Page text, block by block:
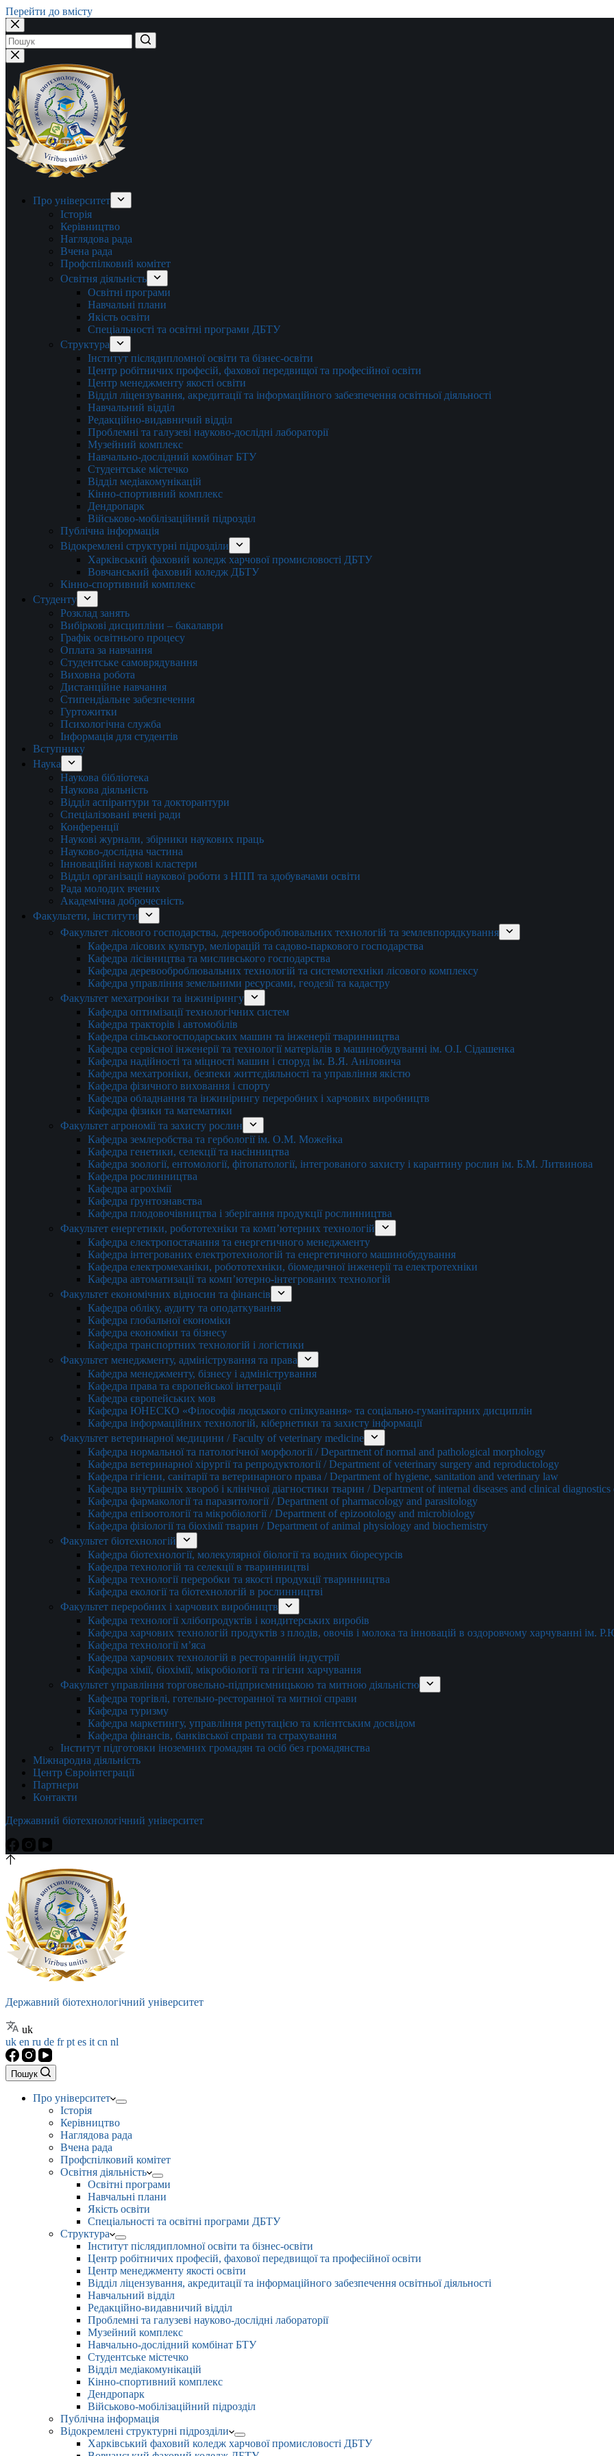
Перейти до вмісту
Немає
результатів
Про університет
Історія
Керівництво
Наглядова рада
Вчена рада
Профспілковий комітет
Освітня діяльність
Освітні програми
Навчальні плани
Якість освіти
Спеціальності та освітні програми ДБТУ
Структура
Інститут післядипломної освіти та бізнес-освіти
Центр робітничих професій, фахової передвищої та професійної освіти
Центр менеджменту якості освіти
Відділ ліцензування, акредитації та інформаційного забезпечення освітньої діяльності
Навчальний відділ
Редакційно-видавничий відділ
Проблемні та галузеві науково-дослідні лабораторії
Музейний комплекс
Навчально-дослідний комбінат БТУ
Студентське містечко
Відділ медіакомунікацій
Кінно-спортивний комплекс
Дендропарк
Військово-мобілізаційний підрозділ
Публічна інформація
Відокремлені структурні підрозділи
Харківський фаховий коледж харчової промисловості ДБТУ
Вовчанський фаховий коледж ДБТУ
Кінно-спортивний комплекс
Студенту
Розклад занять
Вибіркові дисципліни – бакалаври
Графік освітнього процесу
Оплата за навчання
Студентське самоврядування
Виховна робота
Дистанційне навчання
Стипендіальне забезпечення
Гуртожитки
Психологічна служба
Інформація для студентів
Вступнику
Наука
Наукова бібліотека
Наукова діяльність
Відділ аспірантури та докторантури
Спеціалізовані вчені ради
Конференції
Наукові журнали, збірники наукових праць
Науково-дослідна частина
Інноваційні наукові кластери
Відділ організації наукової роботи з НПП та здобувачами освіти
Рада молодих вчених
Академічна доброчесність
Факультети, інститути
Факультет лісового господарства, деревооброблювальних технологій та землевпорядкування
Кафедра лісових культур, меліорацій та садово-паркового господарства
Кафедра лісівництва та мисливського господарства
Кафедра деревооброблювальних технологій та системотехніки лісового комплексу
Кафедра управління земельними ресурсами, геодезії та кадастру
Факультет мехатроніки та інжинірингу
Кафедра оптимізації технологічних систем
Кафедра тракторів і автомобілів
Кафедра сільськогосподарських машин та інженерії тваринництва
Кафедра cервісної інженерії та технології матеріалів в машинобудуванні ім. О.І. Сідашенка
Кафедра надійності та міцності машин і споруд ім. В.Я. Аніловича
Кафедра мехатроніки, безпеки життєдіяльності та управління якістю
Кафедра фізичного виховання і спорту
Кафедра обладнання та інжинірингу переробних і харчових виробництв
Кафедра фізики та математики
Факультет агрономії та захисту рослин
Кафедра землеробства та гербології ім. О.М. Можейка
Кафедра генетики, селекції та насінництва
Кафедра зоології, ентомології, фітопатології, інтегрованого захисту і карантину рослин ім. Б.М. Литвинова
Кафедра рослинництва
Кафедра агрохімії
Кафедра ґрунтознавства
Кафедра плодовочівництва і зберігання продукції рослинництва
Факультет енергетики, робототехніки та комп’ютерних технологій
Кафедра електропостачання та енергетичного менеджменту
Кафедра інтегрованих електротехнологій та енергетичного машинобудування
Кафедра електромеханіки, робототехніки, біомедичної інженерії та електротехніки
Кафедра автоматизації та комп’ютерно-інтегрованих технологій
Факультет економічних відносин та фінансів
Кафедра обліку, аудиту та оподаткування
Кафедра глобальної економіки
Кафедра економіки та бізнесу
Кафедра транспортних технологій і логістики
Факультет менеджменту, адміністрування та права
Кафедра менеджменту, бізнесу і адміністрування
Кафедра права та європейської інтеграції
Кафедра європейських мов
Кафедра ЮНЕСКО «Філософія людського спілкування» та соціально-гуманітарних дисциплін
Кафедра інформаційних технологій, кібернетики та захисту інформації
Факультет ветеринарної медицини / Faculty of veterinary medicine
Кафедра нормальної та патологічної морфології / Department of normal and pathological morphology
Кафедра ветеринарної хірургії та репродуктології / Department of veterinary surgery and reproductology
Кафедра гігієни, санітарії та ветеринарного права / Department of hygiene, sanitation and veterinary law
Кафедра внутрішніх хвороб і клінічної діагностики тварин / Department of internal diseases and clinical
Кафедра фармакології та паразитології / Department of pharmacology and parasitology
Кафедра епізоотології та мікробіології / Department of epizootology and microbiology
Кафедра фізіології та біохімії тварин / Department of animal physiology and biochemistry
Факультет біотехнологій
Кафедра біотехнології, молекулярної біології та водних біоресурсів
Кафедра технологій та селекції в тваринництві
Кафедра технології переробки та якості продукції тваринництва
Кафедра екології та біотехнологій в рослинництві
Факультет переробних і харчових виробництв
Кафедра технології хлібопродуктів і кондитерських виробів
Кафедра харчових технологій продуктів з плодів, овочів і молока та інновацій в оздоровчому харчуванні ім.
Кафедра технології м’яса
Кафедра харчових технологій в ресторанній індустрії
Кафедра хімії, біохімії, мікробіології та гігієни харчування
Факультет управління торговельно-підприємницькою та митною діяльністю
Кафедра торгівлі, готельно-ресторанної та митної справи
Кафедра туризму
Кафедра маркетингу, управління репутацією та клієнтським досвідом
Кафедра фінансів, банківської справи та страхування
Інститут підготовки іноземних громадян та осіб без громадянства
Міжнародна діяльність
Центр Євроінтеграції
Партнери
Контакти
Державний біотехнологічний університет
Державний біотехнологічний університет
uk
uk en ru de frpt es it cn nl
Пошук
Про університет
Історія
Керівництво
Наглядова рада
Вчена рада
Профспілковий комітет
Освітня діяльність
Освітні програми
Навчальні плани
Якість освіти
Спеціальності та освітні програми ДБТУ
Структура
Інститут післядипломної освіти та бізнес-освіти
Центр робітничих професій, фахової передвищої та професійної освіти
Центр менеджменту якості освіти
Відділ ліцензування, акредитації та інформаційного забезпечення освітньої діяльності
Навчальний відділ
Редакційно-видавничий відділ
Проблемні та галузеві науково-дослідні лабораторії
Музейний комплекс
Навчально-дослідний комбінат БТУ
Студентське містечко
Відділ медіакомунікацій
Кінно-спортивний комплекс
Дендропарк
Військово-мобілізаційний підрозділ
Публічна інформація
Відокремлені структурні підрозділи
Харківський фаховий коледж харчової промисловості ДБТУ